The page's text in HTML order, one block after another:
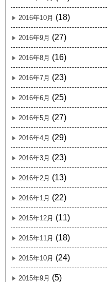
2016年10月 (18)
2016年9月 (27)
2016年8月 (16)
2016年7月 (23)
2016年6月 (25)
2016年5月 (27)
2016年4月 (29)
2016年3月 (23)
2016年2月 (13)
2016年1月 (22)
2015年12月 (11)
2015年11月 (18)
2015年10月 (24)
2015年9月 (5)